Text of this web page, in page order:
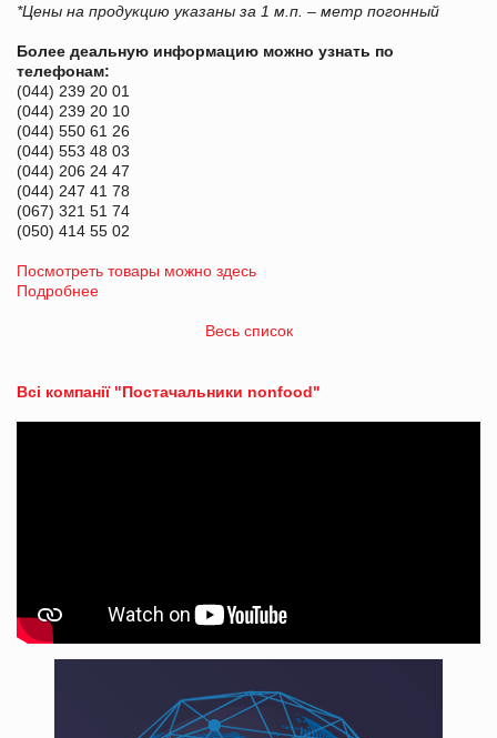
*Цены на продукцию указаны за 1 м.п. – метр погонный
Более деальную информацию можно узнать по
телефонам:
(044) 239 20 01
(044) 239 20 10
(044) 550 61 26
(044) 553 48 03
(044) 206 24 47
(044) 247 41 78
(067) 321 51 74
(050) 414 55 02
Посмотреть товары можно здесь
Подробнее
Весь список
Всі компанії "Постачальники nonfood"